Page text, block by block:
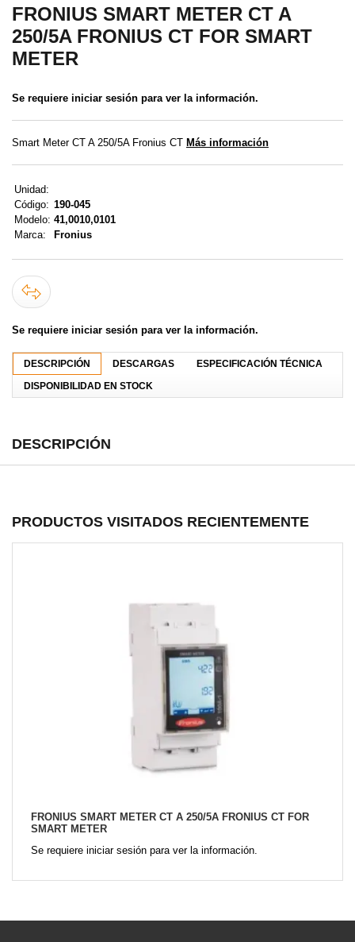
Iniciar sesión
Olvidé mi contraseña
FRONIUS SMART METER CT A
250/5A FRONIUS CT FOR SMART
METER
Se requiere iniciar sesión para ver la información.
Smart Meter CT A 250/5A Fronius CT Más información
Unidad:
Código: 190-045
Modelo: 41,0010,0101
Marca:
Fronius
Se requiere iniciar sesión para ver la información.
DESCRIPCIÓN DESCARGAS
ESPECIFICACIÓN TÉCNICA
DISPONIBILIDAD EN STOCK
DESCRIPCIÓN
PRODUCTOS VISITADOS RECIENTEMENTE
FRONIUS SMART METER CT A 250/5A FRONIUS CT FOR
SMART METER
Se requiere iniciar sesión para ver la información.